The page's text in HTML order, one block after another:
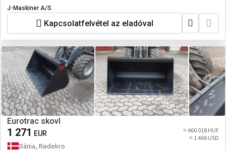
J-Maskiner A/S
Kapcsolatfelvétel az eladóval
Eurotrac skovl
1 271 EUR
≈ 460 018 HUF
≈ 1 468 USD
Dánia, Rødekro